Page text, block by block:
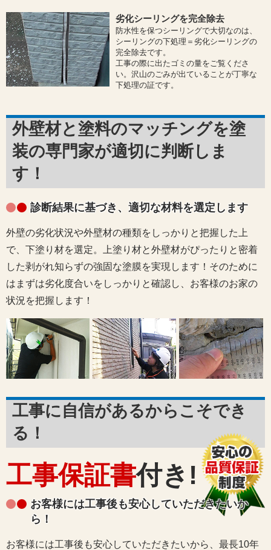
劣化シーリングを完全除去
防水性を保つシーリングで大切なのは、
シーリングの下処理＝劣化シーリングの
完全除去です。
工事の際に出たゴミの量をご覧くださ
い。沢山のごみが出ていることが丁寧な
下処理の証です。
外壁材と塗料のマッチングを塗
装の専門家が適切に判断しま
す！
診断結果に基づき、適切な材料を選定します
外壁の劣化状況や外壁材の種類をしっかりと把握した上
で、下塗り材を選定。上塗り材と外壁材がぴったりと密着
した剥がれ知らずの強固な塗膜を実現します！そのために
はまずは劣化度合いをしっかりと確認し、お客様のお家の
状況を把握します！
工事に自信があるからこそでき
る！
工事保証書付き!
お客様には工事後も安心していただきたいか
ら！
お客様には工事後も安心していただきたいから、最長10年